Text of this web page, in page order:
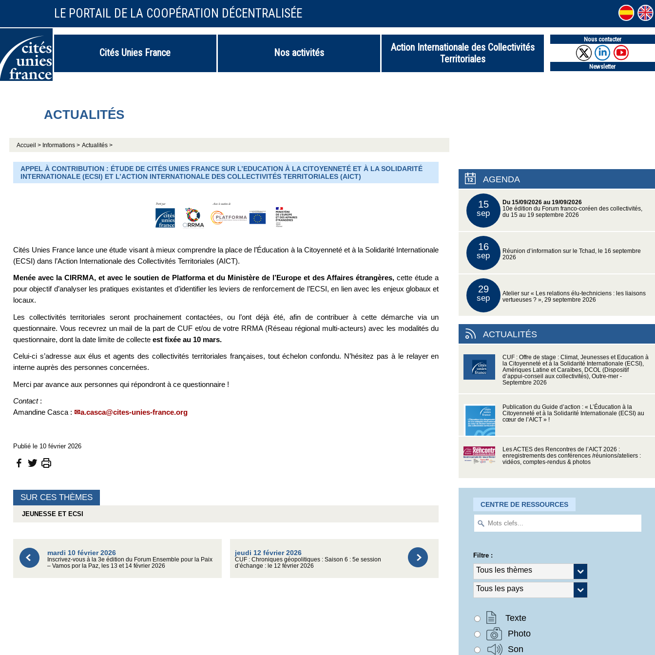
LE PORTAIL DE LA COOPÉRATION DÉCENTRALISÉE
Cités Unies France Nos activités
Action Internationale des Collectivités
Territoriales
Nous contacter
Newsletter
ACTUALITÉS
Accueil > Informations > Actualités >
APPEL À CONTRIBUTION : ÉTUDE DE CITÉS UNIES FRANCE SUR L’EDUCATION À LA CITOYENNETÉ ET À LA SOLIDARITÉ
INTERNATIONALE (ECSI) ET L’ACTION INTERNATIONALE DES COLLECTIVITÉS TERRITORIALES (AICT)
Cités Unies France lance une étude visant à mieux comprendre la place de l’Éducation à la Citoyenneté et à la Solidarité Internationale
(ECSI) dans l’Action Internationale des Collectivités Territoriales (AICT).
Menée avec la CIRRMA, et avec le soutien de Platforma et du Ministère de l’Europe et des Affaires étrangères,cette étude a
pour objectif d’analyser les pratiques existantes et d’identifier les leviers de renforcement de l’ECSI, en lien avec les enjeux globaux et
locaux.
Les collectivités territoriales seront prochainement contactées, ou l’ont déjà été, afin de contribuer à cette démarche via un
questionnaire. Vous recevrez un mail de la part de CUF et/ou de votre RRMA (Réseau régional multi-acteurs) avec les modalités du
questionnaire, dont la date limite de collecte est fixée au 10 mars.
Celui-ci s’adresse aux élus et agents des collectivités territoriales françaises, tout échelon confondu. N’hésitez pas à le relayer en
interne auprès des personnes concernées.
Merci par avance aux personnes qui répondront à ce questionnaire !
Contact:
Amandine Casca :
a.casca@cites-unies-france.org
Publié le 10 février 2026
SUR CES THÈMES
JEUNESSE ET ECSI
mardi 10 février 2026
Inscrivez-vous à la 3e édition du Forum Ensemble pour la Paix
– Vamos por la Paz, les 13 et 14 février 2026
jeudi 12 février 2026
CUF : Chroniques géopolitiques : Saison 6 : 5e session
d’échange : le 12 février 2026
AGENDA
15
sep
Du 15/09/2026 au 19/09/2026
10e édition du Forum franco-coréen des collectivités,
du 15 au 19 septembre 2026
16
sep
Réunion d’information sur le Tchad, le 16 septembre
2026
29
sep
Atelier sur « Les relations élu-techniciens : les liaisons
vertueuses ? », 29 septembre 2026
ACTUALITÉS
CUF : Offre de stage : Climat, Jeunesses et Education à
la Citoyenneté et à la Solidarité Internationale (ECSI),
Amériques Latine et Caraïbes, DCOL (Dispositif
d’appui-conseil aux collectivités), Outre-mer -
Septembre 2026
Publication du Guide d’action : « L’Éducation à la
Citoyenneté et à la Solidarité Internationale (ECSI) au
cœur de l’AICT » !
Les ACTES des Rencontres de l’AICT 2026 :
enregistrements des conférences /réunions/ateliers :
vidéos, comptes-rendus & photos
CENTRE DE RESSOURCES
Filtre :
Texte
Photo
Son